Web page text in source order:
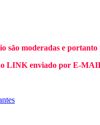
são moderadas e
enviado por E-